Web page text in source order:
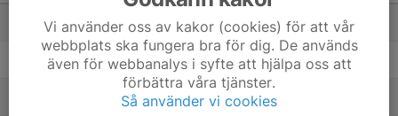
1. Wargöns IK 10 24
2. Skepplanda BTK U 10 18
3. Vänersborgs IF U 10
Vi använder oss av kakor (cookies) för att vår
webbplats ska fungera bra för dig. De används
även för webbanalys i syfte att hjälpa oss att
förbättra våra tjänster.
Så använder vi cookies